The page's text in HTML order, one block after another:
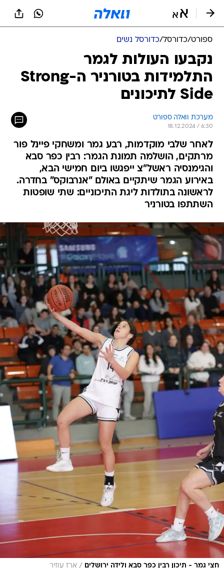
ספורט/כדורסל/כדורסל נשים
נקבעו העולות לגמר
התלמידות בטורניר ה-Strong
Side לתיכונים
מערכת וואלה ספורט
18.12.2024 / 6:30
לאחר שלבי מוקדמות, רבע גמר ומשחקי פיינל פור
מרתקים, הושלמה תמונת הגמר: רבין כפר סבא
והגימנסיה ראשל"צ ייפגשו ביום חמישי הבא,
באירוע הגמר שיתקיים באולם "אנרבוקס" בחדרה.
לראשונה בתולדות ליגת התיכוניים: שתי שופטות
השתתפו בטורניר
חצי גמר - תיכון רבין כפר סבא ולידה ירושלים / ארז עוזיר